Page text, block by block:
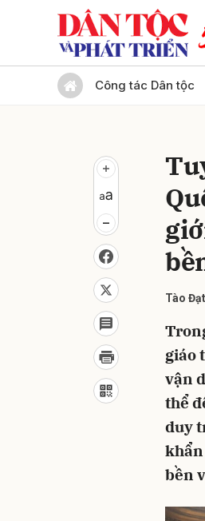
Công tác Dân tộc
Tào Đạt
giáo
vận
thể
duy
khẩn
bền